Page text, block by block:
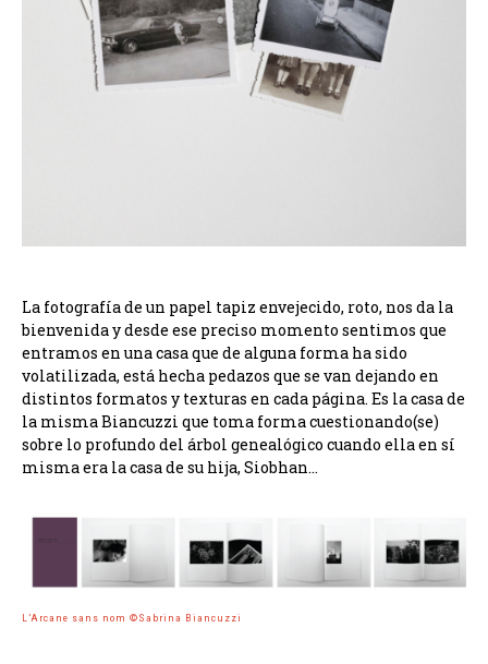
La fotografía de un papel tapiz envejecido, roto, nos da la
bienvenida y desde ese preciso momento sentimos que
entramos en una casa que de alguna forma ha sido
volatilizada, está hecha pedazos que se van dejando en
distintos formatos y texturas en cada página. Es la casa de
la misma Biancuzzi que toma forma cuestionando(se)
sobre lo profundo del árbol genealógico cuando ella en sí
misma era la casa de su hija, Siobhan…
L’Arcane sans nom ©Sabrina Biancuzzi